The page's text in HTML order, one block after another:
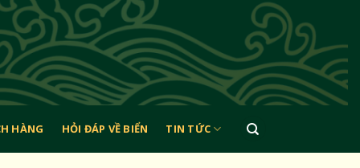
HÀNG HỎI ĐÁP VỀ BIỂN TIN TỨC